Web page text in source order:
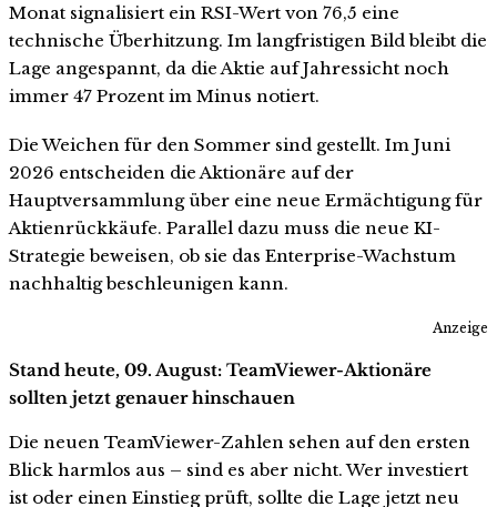
Monat signalisiert ein RSI-Wert von 76,5 eine
technische Überhitzung. Im langfristigen Bild bleibt die
Lage angespannt, da die Aktie auf Jahressicht noch
immer 47 Prozent im Minus notiert.
Die Weichen für den Sommer sind gestellt. Im Juni
2026 entscheiden die Aktionäre auf der
Hauptversammlung über eine neue Ermächtigung für
Aktienrückkäufe. Parallel dazu muss die neue KI-
Strategie beweisen, ob sie das Enterprise-Wachstum
nachhaltig beschleunigen kann.
Anzeige
Stand heute, 09. August: TeamViewer-Aktionäre
sollten jetzt genauer hinschauen
Die neuen TeamViewer-Zahlen sehen auf den ersten
Blick harmlos aus – sind es aber nicht. Wer investiert
ist oder einen Einstieg prüft, sollte die Lage jetzt neu